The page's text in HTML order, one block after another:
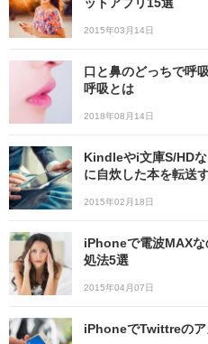
2015年03月14日
口と鼻のどっちで呼
呼吸とは
2018年08月14日
Kindleやi文庫S/HD
に自炊した本を転送
2015年02月18日
iPhoneで電波MAXな
処法5選
2015年04月07日
iPhoneでTwittreのア